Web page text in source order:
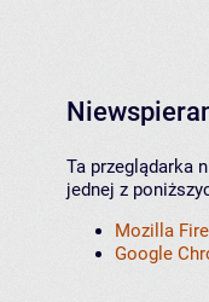
Ta przeglądarka
jednej z
Mozilla
Google